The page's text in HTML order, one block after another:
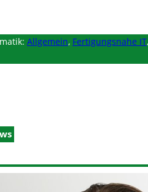
Allgemein, Fertigungsnahe IT,